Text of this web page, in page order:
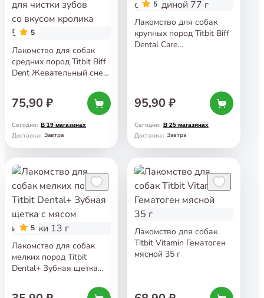
5
Лакомство для собак
средних пород Titbit Biff
Dent Жевательный снек
со вкусом кролика 50 г
75,90 ₽
Сегодня: В 19 магазинах
Доставка: Завтра
5
Лакомство для собак
крупных пород Titbit Biff
Dental Care
95,90 ₽
Сегодня: В 25 магазинах
Доставка: Завтра
5
Лакомство для собак
мелких пород Titbit
Dental+ Зубная щетка
Лакомство для собак
Titbit Vitamin Гематоген
мясной 35 г